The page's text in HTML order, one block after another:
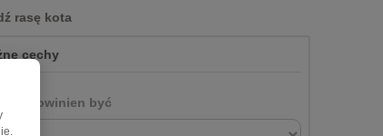
rasę kota
cechy
kot powinien być